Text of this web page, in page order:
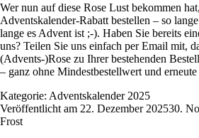
Wer nun auf diese Rose Lust bekommen
Adventskalender-Rabatt bestellen – so
lange es Advent ist ;-). Haben Sie bereits
uns? Teilen Sie uns einfach per Email mit,
(Advents-)Rose zu Ihrer bestehenden
– ganz ohne Mindestbestellwert und
Kategorie: Adventskalender 2025
Veröffentlicht am 22. Dezember 202530.
Frost